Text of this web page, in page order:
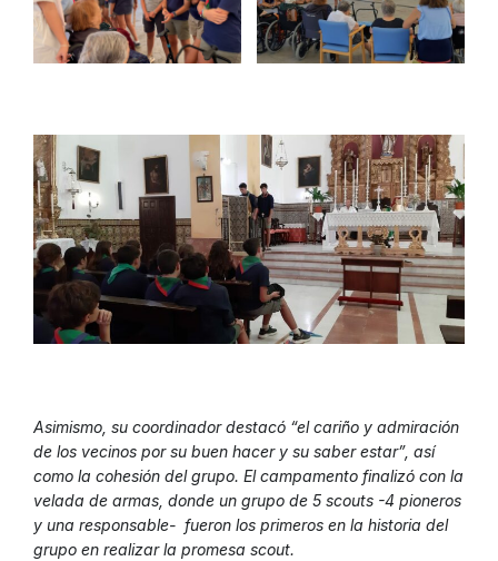
Asimismo, su coordinador destacó “el cariño y admiración
de los vecinos por su buen hacer y su saber estar”, así
como la cohesión del grupo. El campamento finalizó con la
velada de armas , donde un grupo de 5 scouts -4 pioneros
y una responsable- fueron los primeros en la historia del
grupo en realizar la promesa scout.